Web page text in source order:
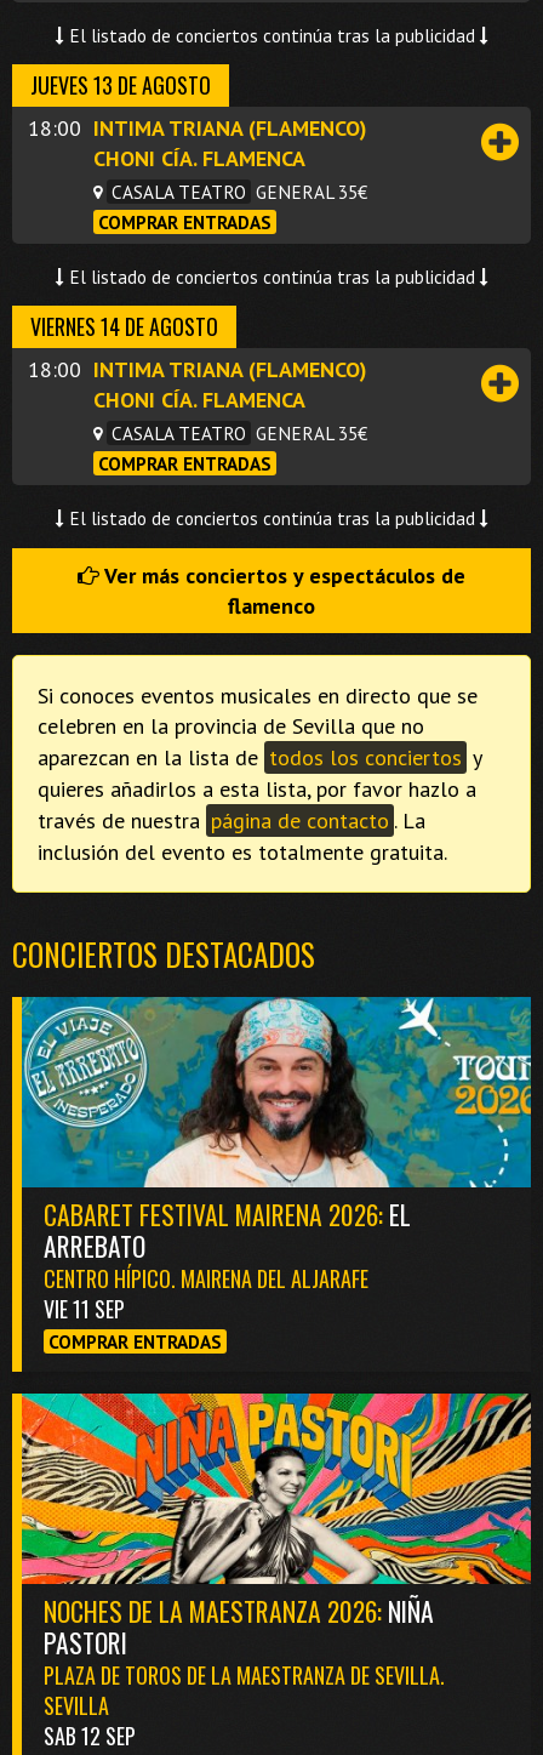
El listado de conciertos continúa tras la publicidad
JUEVES 13 DE AGOSTO
18:00 INTIMA TRIANA (FLAMENCO)
CHONI CÍA. FLAMENCA
CASALA TEATRO GENERAL 35€
COMPRAR ENTRADAS
El listado de conciertos continúa tras la publicidad
VIERNES 14 DE AGOSTO
18:00 INTIMA TRIANA (FLAMENCO)
CHONI CÍA. FLAMENCA
CASALA TEATRO GENERAL 35€
COMPRAR ENTRADAS
El listado de conciertos continúa tras la publicidad
Ver más conciertos y espectáculos de
flamenco
Si conoces eventos musicales en directo que se
celebren en la provincia de Sevilla que no
aparezcan en la lista de todos los conciertos y
quieres añadirlos a esta lista, por favor hazlo a
través de nuestra página de contacto . La
inclusión del evento es totalmente gratuita.
CONCIERTOS DESTACADOS
CABARET FESTIVAL MAIRENA 2026:EL
ARREBATO
CENTRO HÍPICO. MAIRENA DEL ALJARAFE
VIE 11 SEP
COMPRAR ENTRADAS
NOCHES DE LA MAESTRANZA 2026:NIÑA
PASTORI
PLAZA DE TOROS DE LA MAESTRANZA DE SEVILLA.
SEVILLA
SAB 12 SEP